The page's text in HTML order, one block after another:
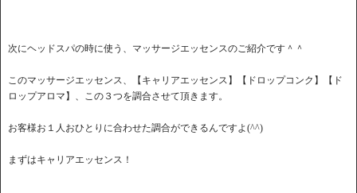
次にヘッドスパの時に使う、マッサージエッセンスのご紹介です＾＾
このマッサージエッセンス、【キャリアエッセンス】【ドロップコンク】【ド
ロップアロマ】、この３つを調合させて頂きます。
お客様お１人おひとりに合わせた調合ができるんですよ(^^)
まずはキャリアエッセンス！